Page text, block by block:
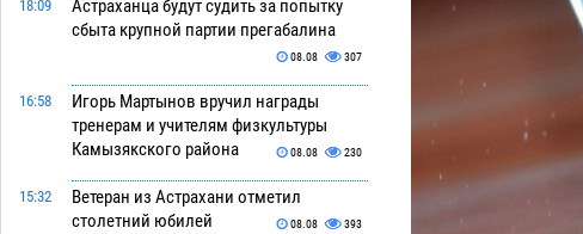
18:09
Астраханца будут судить за попытку
сбыта крупной партии прегабалина
08.08 307
16:58
Игорь Мартынов вручил награды
тренерам и учителям физкультуры
Камызякского района
08.08 230
15:32
Ветеран из Астрахани отметил
столетний юбилей
08.08 393